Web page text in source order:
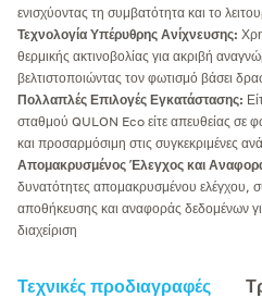
ενισχύοντας τη συμβατότητα και το
Τεχνολογία Υπέρυθρης Ανίχνευσης:
θερμικής ακτινοβολίας για ακριβή
βελτιστοποιώντας τον φωτισμό βάσει
Πολλαπλές Επιλογές Εγκατάστασης:
σταθμού QULON Eco είτε απευθείας σε
και προσαρμόσιμη στις συγκεκριμένες
Απομακρυσμένος Έλεγχος και
δυνατότητες απομακρυσμένου ελέγχου,
αποθήκευσης και αναφοράς δεδομένων
διαχείριση
Τεχνικές προδιαγραφές